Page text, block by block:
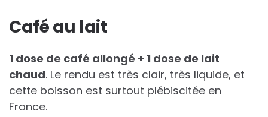
Café au lait
1 dose de café allongé + 1 dose de lait
chaud. Le rendu est très clair, très liquide, et
cette boisson est surtout plébiscitée en
France.